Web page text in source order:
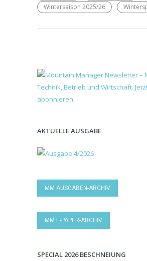
Wintersaison 2025/26
AKTUELLE AUSGABE
MM AUSGABEN-ARCHIV
MM E-PAPER-ARCHIV
SPECIAL 2026 BESCHNEIUNG